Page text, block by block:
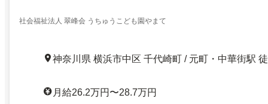
社会福祉法人 翠峰会 うちゅうこども園やまて
神奈川県 横浜市中区 千代崎町 / 元町・中華街駅
月給26.2万円〜28.7万円